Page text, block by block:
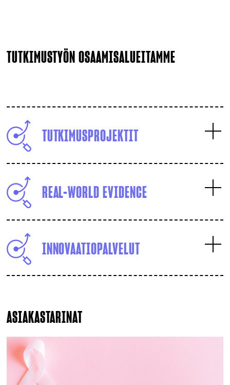
TUTKIMUSTYÖN OSAAMISALUEITAMME
TUTKIMUSPROJEKTIT
REAL-WORLD EVIDENCE
INNOVAATIOPALVELUT
ASIAKASTARINAT